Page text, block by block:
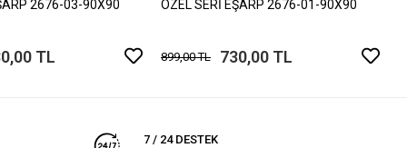
2676-03-90X90
TL
ÖZEL SERİ EŞARP 2676-01-90X90
899,00 TL 730,00 TL
7 / 24 DESTEK